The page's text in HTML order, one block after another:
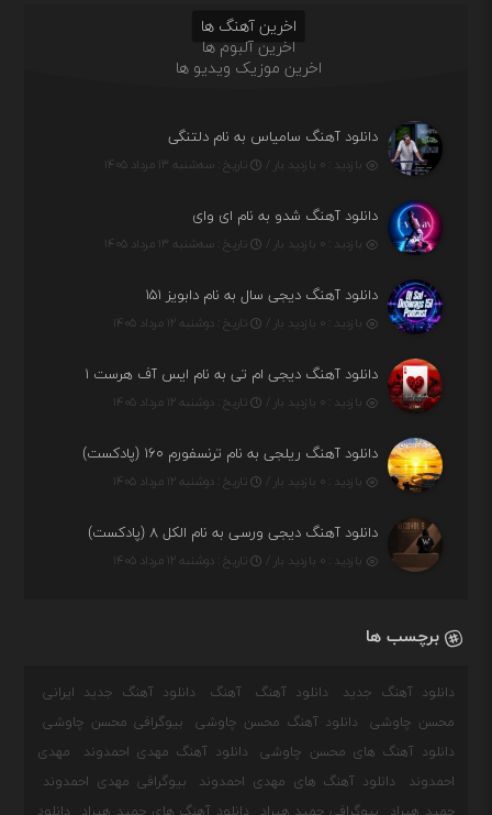
اخرین آهنگ ها
اخرین آلبوم ها
اخرین موزیک ویدیو ها
دانلود آهنگ سامیاس به نام دلتنگی
بازدید : ۰ بازدید بار / تاریخ : سه‌شنبه ۱۳ مرداد ۱۴۰۵
دانلود آهنگ شدو به نام ای وای
بازدید : ۰ بازدید بار / تاریخ : سه‌شنبه ۱۳ مرداد ۱۴۰۵
دانلود آهنگ دیجی سال به نام دابویز ۱۵۱
بازدید : ۰ بازدید بار / تاریخ : دوشنبه ۱۲ مرداد ۱۴۰۵
دانلود آهنگ دیجی ام تی به نام ایس آف هرست ۱
بازدید : ۰ بازدید بار / تاریخ : دوشنبه ۱۲ مرداد ۱۴۰۵
دانلود آهنگ ریلجی به نام ترنسفورم ۱۶۰ (پادکست)
بازدید : ۰ بازدید بار / تاریخ : دوشنبه ۱۲ مرداد ۱۴۰۵
دانلود آهنگ دیجی ورسی به نام الکل ۸ (پادکست)
بازدید : ۰ بازدید بار / تاریخ : دوشنبه ۱۲ مرداد ۱۴۰۵
برچسب ها
دانلود آهنگ جدید دانلود آهنگ آهنگ
دانلود آهنگ جدید ایرانی
محسن چاوشی
دانلود آهنگ محسن چاوشی
بیوگرافی محسن چاوشی
دانلود آهنگ های محسن چاوشی
دانلود آهنگ مهدی احمدوند
مهدی
احمدوند
دانلود آهنگ های مهدی احمدوند
بیوگرافی مهدی احمدوند